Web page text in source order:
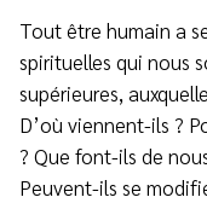
Tout être humain a
spirituelles qui nous
supérieures,
D’où viennent-ils ?
? Que font-ils de
Peuvent-ils se